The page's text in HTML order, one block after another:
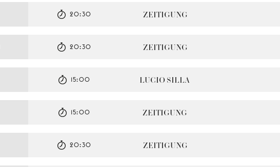
ZEITIGUNG
20:30
ZEITIGUNG
20:30
LUCIO SILLA
15:00
ZEITIGUNG
15:00
ZEITIGUNG
20:30